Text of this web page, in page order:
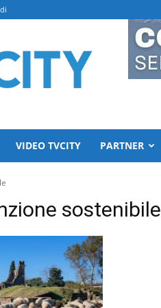
VIDEO TVCITY PARTNER
sostenibile